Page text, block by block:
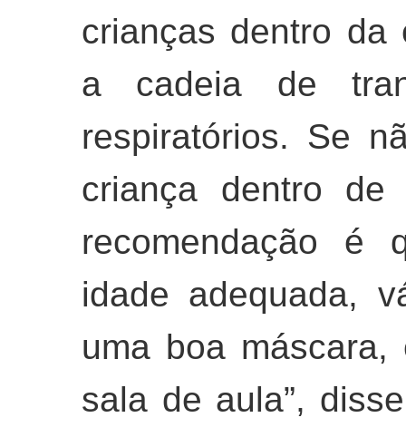
crianças dentro da
a cadeia de
respiratórios. Se
criança dentro
recomendação é
idade adequada,
uma boa máscara,
sala de aula”,